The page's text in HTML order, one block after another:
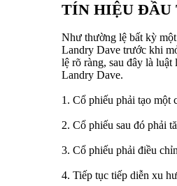
TÍN HIỆU ĐẦU
Như thường lệ bất kỳ
Landry Dave trước khi
lệ rõ ràng, sau đây là luật
Landry Dave.
1. Cổ phiếu phải tạo một
2. Cổ phiếu sau đó phải
3. Cổ phiếu phải điều
4. Tiếp tục tiếp diễn xu